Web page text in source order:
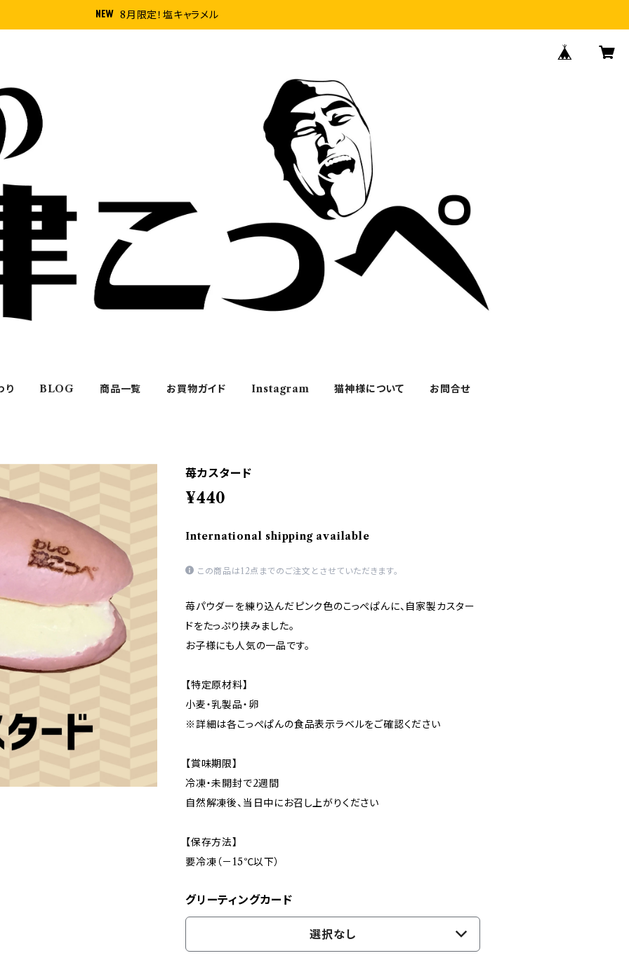
8月限定！塩キャラメル
り BLOG 商品一覧 お買物ガイド Instagram 猫神様について お問合せ
苺カスタード
¥440
International shipping available
この商品は12点までのご注文とさせていただきます。
苺パウダーを練り込んだピンク色のこっぺぱんに、自家製カスター
ドをたっぷり挟みました。
お子様にも人気の一品です。
【特定原材料】
小麦・乳製品・卵
※詳細は各こっぺぱんの食品表示ラベルをご確認ください
【賞味期限】
冷凍・未開封で2週間
自然解凍後、当日中にお召し上がりください
【保存方法】
要冷凍（－15℃以下）
グリーティングカード
選択なし